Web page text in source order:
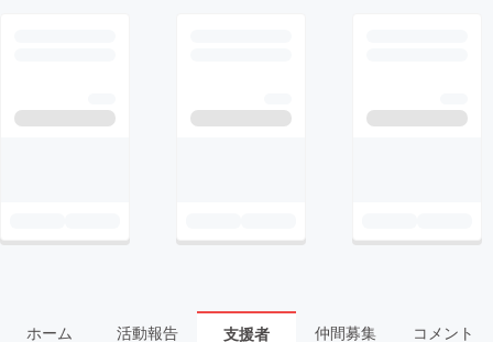
ホーム 活動報告 支援者 仲間募集 コメント